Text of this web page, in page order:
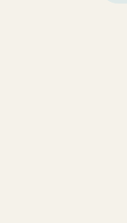
i
ore di
per
dritta, tesa
e
Fit
nei
di